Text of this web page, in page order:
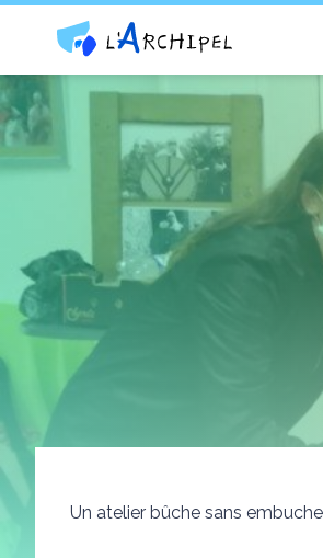
Centre social et
Un atelier bûche sans